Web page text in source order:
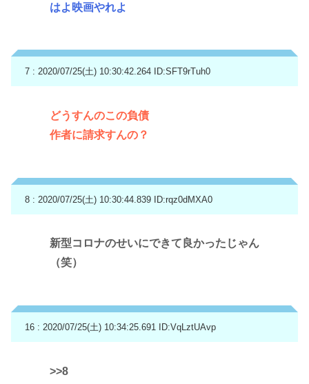
はよ映画やれよ
7 : 2020/07/25(土) 10:30:42.264 ID:SFT9rTuh0
どうすんのこの負債
作者に請求すんの？
8 : 2020/07/25(土) 10:30:44.839 ID:rqz0dMXA0
新型コロナのせいにできて良かったじゃん
（笑）
16 : 2020/07/25(土) 10:34:25.691 ID:VqLztUAvp
>>8